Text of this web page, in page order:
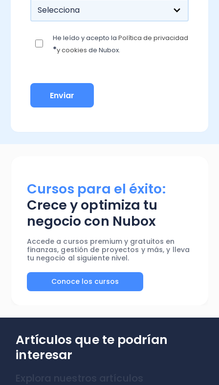
He leído y acepto laPolítica de privacidad
y cookies de Nubox.
*
Cursos para el éxito:
Crece y optimiza tu
negocio con Nubox
Accede a cursos premium y gratuitos en
finanzas, gestión de proyectos y más, y lleva
tu negocio al siguiente nivel.
Conoce los cursos
Artículos que te podrían
interesar
Explora nuestros artículos